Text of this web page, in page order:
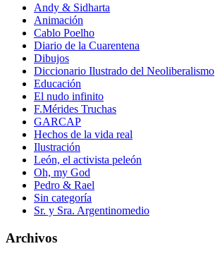
Andy & Sidharta
Animación
Cablo Poelho
Diario de la Cuarentena
Dibujos
Diccionario Ilustrado del Neoliberalismo
Educación
El nudo infinito
F.Mérides Truchas
GARCAP
Hechos de la vida real
Ilustración
León, el activista peleón
Oh, my God
Pedro & Rael
Sin categoría
Sr. y Sra. Argentinomedio
Archivos